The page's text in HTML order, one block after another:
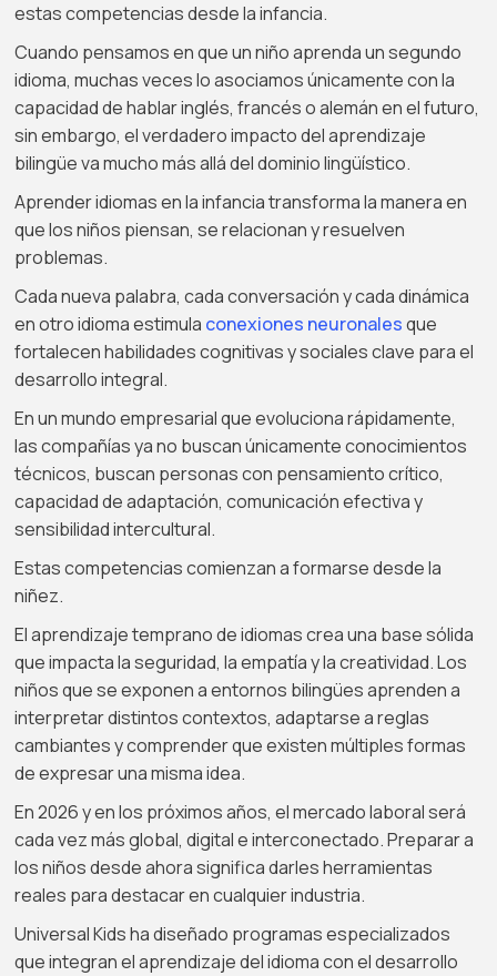
estas competencias desde la infancia.
Cuando pensamos en que un niño aprenda un segundo
idioma, muchas veces lo asociamos únicamente con la
capacidad de hablar inglés, francés o alemán en el futuro,
sin embargo, el verdadero impacto del aprendizaje
bilingüe va mucho más allá del dominio lingüístico.
Aprender idiomas en la infancia transforma la manera en
que los niños piensan, se relacionan y resuelven
problemas.
Cada nueva palabra, cada conversación y cada dinámica
en otro idioma estimula conexiones neuronalesque
fortalecen habilidades cognitivas y sociales clave para el
desarrollo integral.
En un mundo empresarial que evoluciona rápidamente,
las compañías ya no buscan únicamente conocimientos
técnicos, buscan personas con pensamiento crítico,
capacidad de adaptación, comunicación efectiva y
sensibilidad intercultural.
Estas competencias comienzan a formarse desde la
niñez.
El aprendizaje temprano de idiomas crea una base sólida
que impacta la seguridad, la empatía y la creatividad. Los
niños que se exponen a entornos bilingües aprenden a
interpretar distintos contextos, adaptarse a reglas
cambiantes y comprender que existen múltiples formas
de expresar una misma idea.
En 2026 y en los próximos años, el mercado laboral será
cada vez más global, digital e interconectado. Preparar a
los niños desde ahora significa darles herramientas
reales para destacar en cualquier industria.
Universal Kids ha diseñado programas especializados
que integran el aprendizaje del idioma con el desarrollo